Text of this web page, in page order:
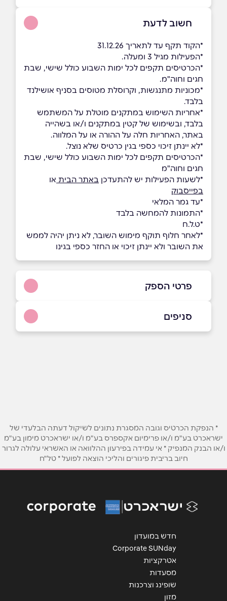
חשוב לדעת
*הקוד תקף עד לתאריך 31.12.26
*הפעילות מגיל 3 ומעלה.
*הכרטיסים תקפים לכל ימות השבוע כולל שישי, שבת
חגים וחוה"מ.
*מכוניות מתנגשות, וקרוסלת מטוסים בסניף אושילנד
בלבד.
*אחריות השימוש במתקנים מוטלת על המשתמש
בלבד, ובשימוש של קטין במתקנים ו/או בשהייה
באתר, האחריות חלה על ההורה או על המלווה.
*לא יינתן זיכוי כספי בגין כרטיס שלא נוצל.
*הכרטיסים תקפים לכל ימות השבוע כולל שישי, שבת
חגים וחוה"מ
*לשעות הפעילות יש להתעדכן באתר הבית או
בפייסבוק
*עד גמר המלאי
*התמונות להמחשה בלבד
*ט.ל.ח
*לאחר חלוף תוקף מימוש השובר, לא ניתן יהיה לממש
את השובר ולא יינתן זיכוי או החזר כספי בגינו
פרטי הספק
באתר בפייסבוק
אימייל*
אנא חזרו אלי בקשר ל...
סניפים
* הנפקת הכרטיס וגובה המסגרת נתונים לשיקול דעתה הבלעדי של
ישראכרט בע"מ ו/או פרימיום אקספרס בע"מ ו/או ישראכרט מימון בע"מ
ו/או הבנק המנפיק * אי עמידה בפירעון ההלוואה או האשראי עלולה לגרור
חיוב בריבית פיגורים והליכי הוצאה לפועל * טל"ח
חדש במועדון
Corporate SUNday
אטרקציות
מסעדות
שופינג וצרכנות
מזון